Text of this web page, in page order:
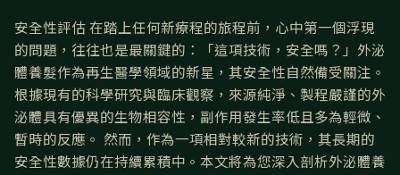
安全性評估 在踏上任何新療程的旅程前，心中第一個浮現
的問題，往往也是最關鍵的：「這項技術，安全嗎？」外泌
體養髮作為再生醫學領域的新星，其安全性自然備受關注。
根據現有的科學研究與臨床觀察，來源純淨、製程嚴謹的外
泌體具有優異的生物相容性，副作用發生率低且多為輕微、
暫時的反應。 然而，作為一項相對較新的技術，其長期的
安全性數據仍在持續累積中。本文將為您深入剖析外泌體養